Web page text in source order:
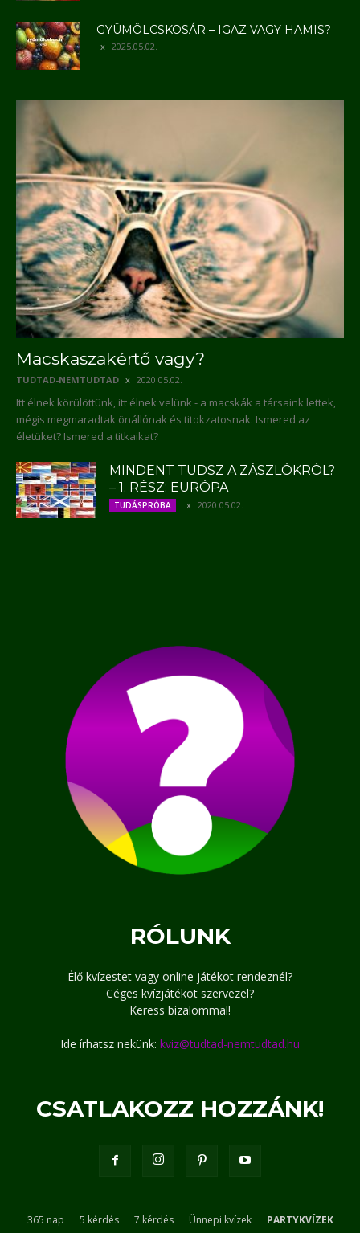
GYÜMÖLCSKOSÁR – IGAZ VAGY HAMIS?
2025.05.02.
Macskaszakértő vagy?
TUDTAD-NEMTUDTAD 2020.05.02.
Itt élnek körülöttünk, itt élnek velünk - a macskák a társaink lettek,
mégis megmaradtak önállónak és titokzatosnak. Ismered az
életüket? Ismered a titkaikat?
MINDENT TUDSZ A ZÁSZLÓKRÓL?
– 1. RÉSZ: EURÓPA
TUDÁSPRÓBA 2020.05.02.
RÓLUNK
Élő kvízestet vagy online játékot rendeznél?
Céges kvízjátékot szervezel?
Keress bizalommal!
Ide írhatsz nekünk: kviz@tudtad-nemtudtad.hu
CSATLAKOZZ HOZZÁNK!
365 nap 5 kérdés 7 kérdés Ünnepi kvízek PARTYKVÍZEK